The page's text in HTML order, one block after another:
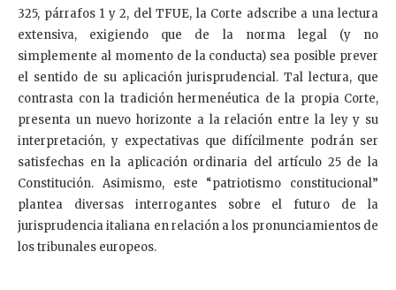
325, párrafos 1 y 2, del TFUE, la Corte adscribe a una lectura
extensiva, exigiendo que de la norma legal (y no
simplemente al momento de la conducta) sea posible prever
el sentido de su aplicación jurisprudencial. Tal lectura, que
contrasta con la tradición hermenéutica de la propia Corte,
presenta un nuevo horizonte a la relación entre la ley y su
interpretación, y expectativas que difícilmente podrán ser
satisfechas en la aplicación ordinaria del artículo 25 de la
Constitución. Asimismo, este “patriotismo constitucional”
plantea diversas interrogantes sobre el futuro de la
jurisprudencia italiana en relación a los pronunciamientos de
los tribunales europeos.